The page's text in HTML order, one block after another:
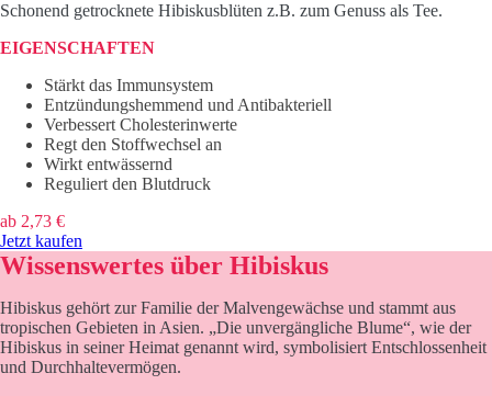
Schonend getrocknete Hibiskusblüten z.B. zum Genuss als Tee.
EIGENSCHAFTEN
Stärkt das Immunsystem
Entzündungshemmend und Antibakteriell
Verbessert Cholesterinwerte
Regt den Stoffwechsel an
Wirkt entwässernd
Reguliert den Blutdruck
ab 2,73 €
Jetzt kaufen
Wissenswertes über Hibiskus
Hibiskus gehört zur Familie der Malvengewächse und stammt aus
tropischen Gebieten in Asien. „Die unvergängliche Blume“, wie der
Hibiskus in seiner Heimat genannt wird, symbolisiert Entschlossenheit
und Durchhaltevermögen.